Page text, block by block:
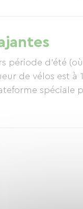
période d'été
de vélos est à
spéciale